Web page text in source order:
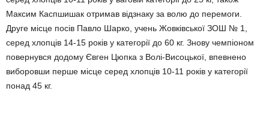
Максим Каспшишак отримав відзнаку за волю до перемоги.
Друге місце посів Павло Шарко, учень Жовківської ЗОШ № 1,
серед хлопців 14-15 років у категорії до 60 кг. Знову чемпіоном
повернувся додому Євген Цюпка з Волі-Висоцької, впевнено
виборовши перше місце серед хлопців 10-11 років у категорії
понад 45 кг.